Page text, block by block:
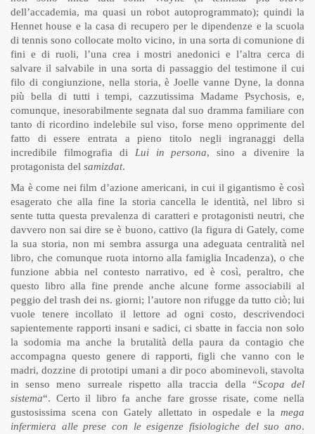
dell’accademia, ma quasi un robot autoprogrammato); quindi la
Hennet house e la casa di recupero per le dipendenze e la scuola
di tennis sono collocate molto vicino, in una sorta di comunione di
fini e di ruoli, l’una crea i mostri anedonici e l’altra cerca di
salvare il salvabile in una sorta di passaggio del testimone il cui
filo di congiunzione, nella storia, è Joelle vanne Dyne, la donna
più bella di tutti i tempi, cazzutissima Madame Psychosis, e,
comunque, inesorabilmente segnata dal suo dramma familiare con
tanto di ricordino indelebile sul viso, forse meno opprimente del
fatto di essere entrata a pieno titolo negli ingranaggi della
incredibile filmografia di Lui in persona, sino a divenire la
protagonista del samizdat.
Ma è come nei film d’azione americani, in cui il gigantismo è così
esagerato che alla fine la storia cancella le identità, nel libro si
sente tutta questa prevalenza di caratteri e protagonisti neutri, che
davvero non sai dire se è buono, cattivo (la figura di Gately, come
la sua storia, non mi sembra assurga una adeguata centralità nel
libro, che comunque ruota intorno alla famiglia Incadenza), o che
funzione abbia nel contesto narrativo, ed è così, peraltro, che
questo libro alla fine prende anche alcune forme associabili al
peggio del trash dei ns. giorni; l’autore non rifugge da tutto ciò; lui
vuole tenere incollato il lettore ad ogni costo, descrivendoci
sapientemente rapporti insani e sadici, ci sbatte in faccia non solo
la sodomia ma anche la brutalità della paura da contagio che
accompagna questo genere di rapporti, figli che vanno con le
madri, dozzine di prototipi umani a dir poco abominevoli, stavolta
in senso meno surreale rispetto alla traccia della “Scopa del
sistema“. Certo il libro fa anche fare grosse risate, come nella
gustosissima scena con Gately allettato in ospedale e la mega
infermiera alle prese con le esigenze fisiologiche del suo ano.